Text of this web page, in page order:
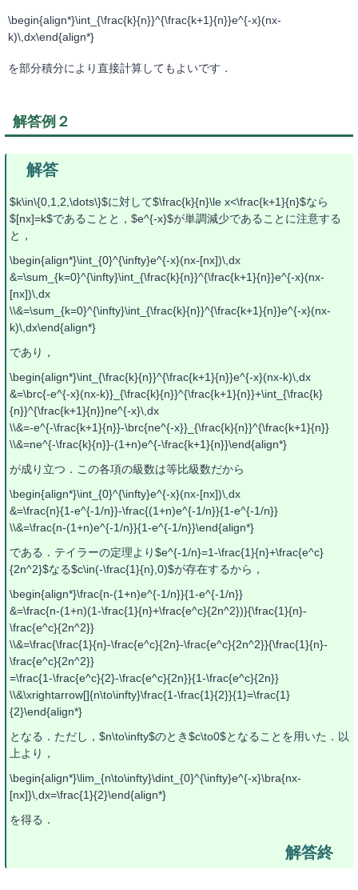
\begin{align*}\int_{\frac{k}{n}}^{\frac{k+1}{n}}e^{-x}(nx-
k)\,dx\end{align*}
を部分積分により直接計算してもよいです．
解答例２
$k\in\{0,1,2,\dots\}$に対して$\frac{k}{n}\le x<\frac{k+1}{n}$なら
$[nx]=k$であることと，$e^{-x}$が単調減少であることに注意する
と，
\begin{align*}\int_{0}^{\infty}e^{-x}(nx-[nx])\,dx
&=\sum_{k=0}^{\infty}\int_{\frac{k}{n}}^{\frac{k+1}{n}}e^{-x}(nx-
[nx])\,dx
\\&=\sum_{k=0}^{\infty}\int_{\frac{k}{n}}^{\frac{k+1}{n}}e^{-x}(nx-
k)\,dx\end{align*}
であり，
\begin{align*}\int_{\frac{k}{n}}^{\frac{k+1}{n}}e^{-x}(nx-k)\,dx
&=\brc{-e^{-x}(nx-k)}_{\frac{k}{n}}^{\frac{k+1}{n}}+\int_{\frac{k}
{n}}^{\frac{k+1}{n}}ne^{-x}\,dx
\\&=-e^{-\frac{k+1}{n}}-\brc{ne^{-x}}_{\frac{k}{n}}^{\frac{k+1}{n}}
\\&=ne^{-\frac{k}{n}}-(1+n)e^{-\frac{k+1}{n}}\end{align*}
が成り立つ．この各項の級数は等比級数だから
\begin{align*}\int_{0}^{\infty}e^{-x}(nx-[nx])\,dx
&=\frac{n}{1-e^{-1/n}}-\frac{(1+n)e^{-1/n}}{1-e^{-1/n}}
\\&=\frac{n-(1+n)e^{-1/n}}{1-e^{-1/n}}\end{align*}
である．テイラーの定理より$e^{-1/n}=1-\frac{1}{n}+\frac{e^c}
{2n^2}$なる$c\in(-\frac{1}{n},0)$が存在するから，
\begin{align*}\frac{n-(1+n)e^{-1/n}}{1-e^{-1/n}}
&=\frac{n-(1+n)(1-\frac{1}{n}+\frac{e^c}{2n^2})}{\frac{1}{n}-
\frac{e^c}{2n^2}}
\\&=\frac{\frac{1}{n}-\frac{e^c}{2n}-\frac{e^c}{2n^2}}{\frac{1}{n}-
\frac{e^c}{2n^2}}
=\frac{1-\frac{e^c}{2}-\frac{e^c}{2n}}{1-\frac{e^c}{2n}}
\\&\xrightarrow[]{n\to\infty}\frac{1-\frac{1}{2}}{1}=\frac{1}
{2}\end{align*}
となる．ただし，$n\to\infty$のとき$c\to0$となることを用いた．以
上より，
\begin{align*}\lim_{n\to\infty}\dint_{0}^{\infty}e^{-x}\bra{nx-
[nx]}\,dx=\frac{1}{2}\end{align*}
を得る．